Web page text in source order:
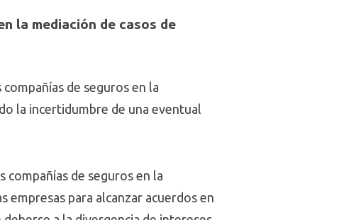
la mediación de casos de
de seguros en la
la incertidumbre de una eventual
de seguros en la
empresas para alcanzar acuerdos en